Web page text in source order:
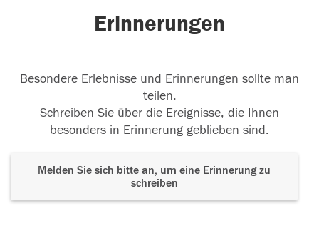
Erinnerungen
Besondere Erlebnisse und Erinnerungen sollte man
teilen.
Schreiben Sie über die Ereignisse, die Ihnen
besonders in Erinnerung geblieben sind.
Melden Sie sich bitte an, um eine Erinnerung zu
schreiben